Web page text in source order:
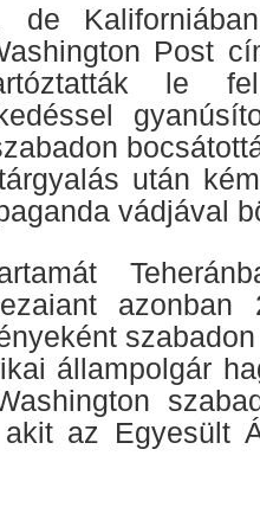
de
Post
le
után
vádjával
azonban
állampolgár
az Egyesült